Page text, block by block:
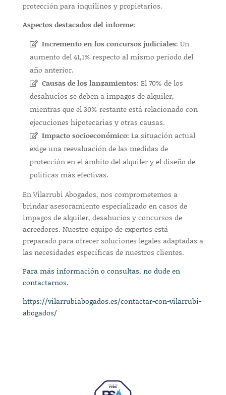
protección para inquilinos y propietarios.
Aspectos destacados del informe:
Incremento en los concursos judiciales: Un
aumento del 41,1% respecto al mismo periodo del
año anterior.
Causas de los lanzamientos: El 70% de los
desahucios se deben a impagos de alquiler,
mientras que el 30% restante está relacionado con
ejecuciones hipotecarias y otras causas.
Impacto socioeconómico: La situación actual
exige una reevaluación de las medidas de
protección en el ámbito del alquiler y el diseño de
políticas más efectivas.
En Vilarrubi Abogados, nos comprometemos a
brindar asesoramiento especializado en casos de
impagos de alquiler, desahucios y concursos de
acreedores. Nuestro equipo de expertos está
preparado para ofrecer soluciones legales adaptadas a
las necesidades específicas de nuestros clientes.
Para más información o consultas, no dude en
contactarnos.
https://vilarrubiabogados.es/contactar-con-vilarrubi-
abogados/